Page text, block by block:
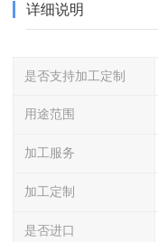
详细说明
是否支持加工定制
用途范围
加工服务
加工定制
是否进口